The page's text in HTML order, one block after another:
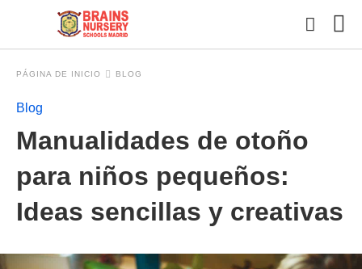
PÁGINA DE INICIO BLOG
Blog
Manualidades de otoño
para niños pequeños:
Ideas sencillas y creativas